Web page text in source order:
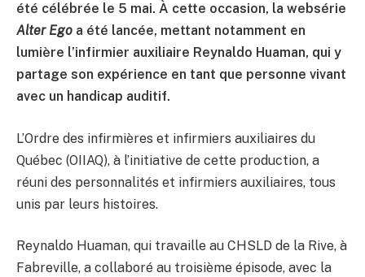
été célébrée le 5 mai. À cette occasion, la websérie
Alter Ego a été lancée, mettant notamment en
lumière l’infirmier auxiliaire Reynaldo Huaman, qui y
partage son expérience en tant que personne vivant
avec un handicap auditif.
L’Ordre des infirmières et infirmiers auxiliaires du
Québec (OIIAQ), à l’initiative de cette production, a
réuni des personnalités et infirmiers auxiliaires, tous
unis par leurs histoires.
Reynaldo Huaman, qui travaille au CHSLD de la Rive, à
Fabreville, a collaboré au troisième épisode, avec la